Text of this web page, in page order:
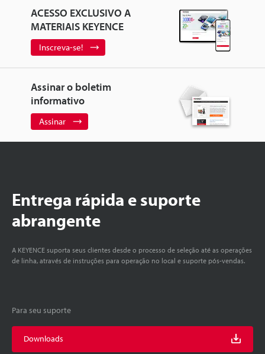
ACESSO EXCLUSIVO A
MATERIAIS KEYENCE
Inscreva-se!
Assinar o boletim
informativo
Assinar
Entrega rápida e suporte
abrangente
A KEYENCE suporta seus clientes desde o processo de seleção até as operações
de linha, através de instruções para operação no local e suporte pós-vendas.
Para seu suporte
Downloads